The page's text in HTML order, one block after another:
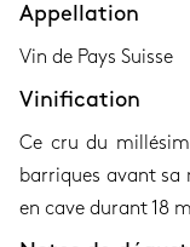
Appellation
Vin de Pays Suisse
Vinification
Ce cru du
barriques avant sa
en cave durant 18